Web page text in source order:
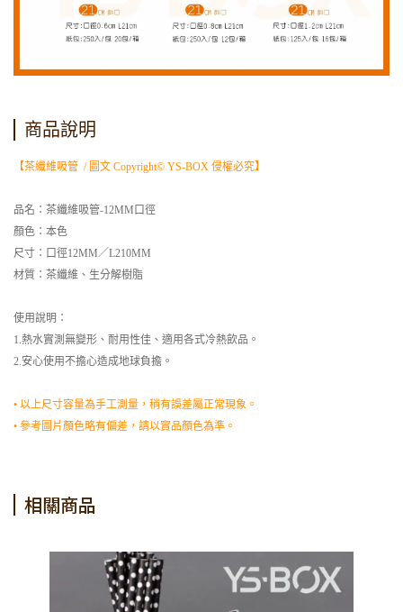
商品說明
【茶纖維吸管 / 圖文 Copyright© YS-BOX 侵權必究】
品名：茶纖維吸管-12MM口徑
顏色：本色
尺寸：口徑12MM／L210MM
材質：茶纖維、生分解樹脂
使用說明：
1.熱水實測無變形、耐用性佳、適用各式冷熱飲品。
2.安心使用不擔心造成地球負擔。
• 以上尺寸容量為手工測量，稍有誤差屬正常現象。
• 參考圖片顏色略有偏差，請以實品顏色為準。
相關商品